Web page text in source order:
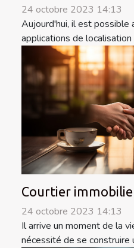
24 octobre 2023 14:13
Aujourd'hui, il est possible
applications de
Courtier
24 octobre 2023 14:13
Il arrive un moment de la
nécessité de se construire